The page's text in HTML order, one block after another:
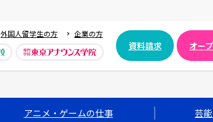
外国人留学生の方 企業の方
資料請求 オー
アニメ・ゲームの仕事 芸